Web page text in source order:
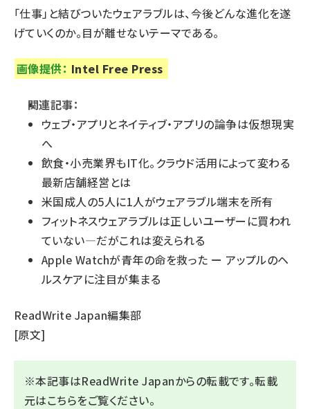
「仕事」と結びついたウェアラブルは、今後どんな進化を遂
げていくのか。目が離せないテーマである。
画像提供： Intel Free Press
関連記事：
ウェブ・アプリとネイティブ・アプリの論争は仮想現実
へ
飲食・小売業界もIT化。クラウド活用によって変わる
最新店舗経営とは
米国成人の5人に1人がウェアラブル端末を所有
フィットネスウェアラブルは正しいユーザーに買われ
ていない—だがこれは変えられる
Apple Watchが青年の命を救った ー アップルのヘ
ルスケアに注目が集まる
ReadWrite Japan編集部
[原文]
※本記事はReadWrite Japanからの転載です。転載
元はこちらをご覧ください。